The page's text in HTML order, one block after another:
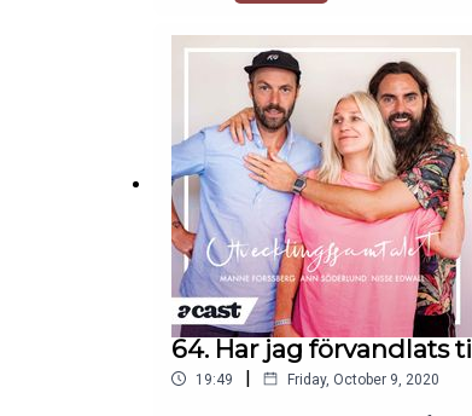
64. Har jag förvandlats
19:49 | Friday, October 9, 2020